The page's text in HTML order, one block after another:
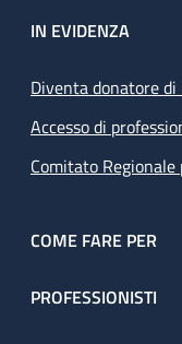
IN EVIDENZA
Diventa donatore
Accesso di
Comitato Regionale
COME FARE PER
PROFESSIONISTI